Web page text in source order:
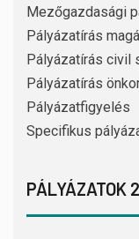
Mezőgazdasági
Pályázatírás
Pályázatírás civil
Pályázatírás
Pályázatfigyelés
Specifikus
PÁLYÁZATOK